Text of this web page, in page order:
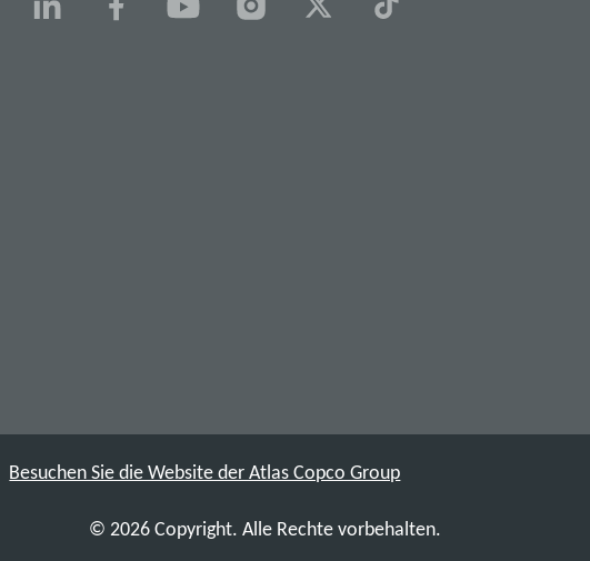
Besuchen Sie die Website der Atlas Copco Group
© 2026 Copyright. Alle Rechte vorbehalten.